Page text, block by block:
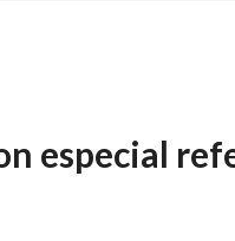
especial